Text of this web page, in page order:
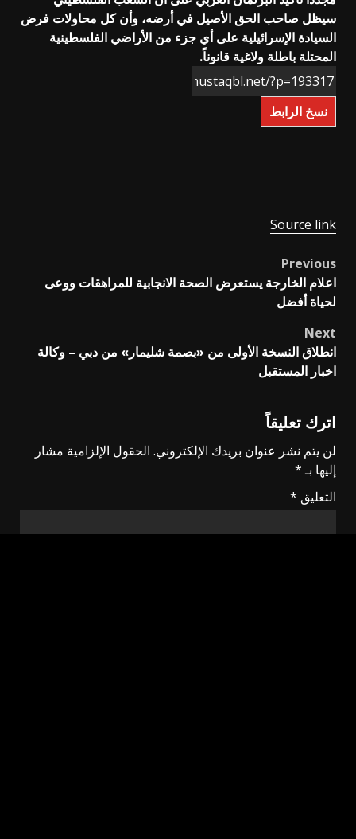
سيظل صاحب الحق الأصيل في أرضه، وأن كل محاولات فرض
السيادة الإسرائيلية على أي جزء من الأراضي الفلسطينية
المحتلة باطلة ولاغية قانوناً.
نسخ الرابط
Source link
Post
navigation
Previous
اعلام الخارجة يستعرض الصحة الانجابية للمراهقات ووعى
لحياة أفضل
Next
انطلاق النسخة الأولى من «بصمة شليمار» من دبي – وكالة
اخبار المستقبل
اترك تعليقاً
لن يتم نشر عنوان بريدك الإلكتروني. الحقول الإلزامية مشار
إليها بـ*
التعليق *